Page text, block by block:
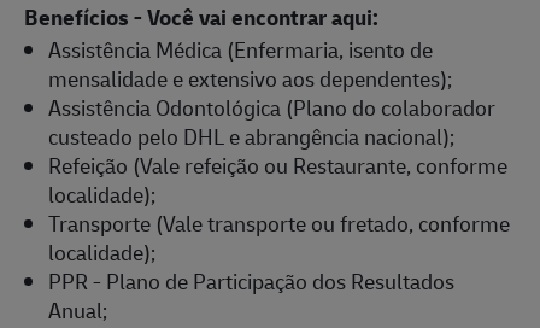
Benefícios - Você vai encontrar aqui:
Assistência Médica (Enfermaria, isento de
mensalidade e extensivo aos dependentes);
Assistência Odontológica (Plano do colaborador
custeado pelo DHL e abrangência nacional);
Refeição (Vale refeição ou Restaurante, conforme
localidade);
Transporte (Vale transporte ou fretado, conforme
localidade);
PPR - Plano de Participação dos Resultados
Anual;